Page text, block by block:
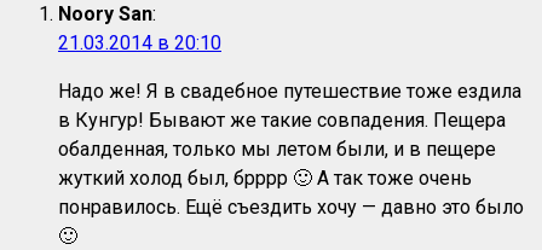
Noory San:
21.03.2014 в 20:10
Надо же! Я в свадебное путешествие тоже ездила
в Кунгур! Бывают же такие совпадения. Пещера
обалденная, только мы летом были, и в пещере
жуткий холод был, брррр 🙂 А так тоже очень
понравилось. Ещё съездить хочу — давно это было
🙂